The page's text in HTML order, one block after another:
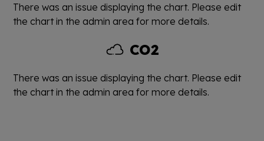
There was an issue displaying the chart. Please edit
the chart in the admin area for more details.
CO2
There was an issue displaying the chart. Please edit
the chart in the admin area for more details.